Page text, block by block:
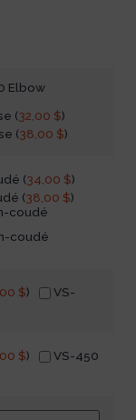
Elbow
(32,00 $)
(38,00 $)
(34,00 $)
(38,00 $)
coudé
coudé
$)
VS-
$)
VS-450